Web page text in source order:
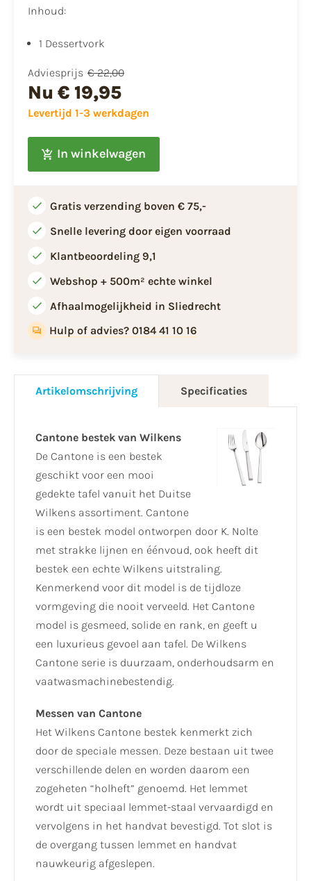
Inhoud:
1 Dessertvork
Adviesprijs € 22,00
Nu € 19,95
Levertijd 1-3 werkdagen
In winkelwagen
Gratis verzending boven € 75,-
Snelle levering door eigen voorraad
Klantbeoordeling 9,1
Webshop + 500m² echte winkel
Afhaalmogelijkheid in Sliedrecht
Hulp of advies? 0184 41 10 16
Artikelomschrijving Specificaties
Cantone bestek van Wilkens
De Cantone is een bestek
geschikt voor een mooi
gedekte tafel vanuit het Duitse
Wilkens assortiment. Cantone
is een bestek model ontworpen door K. Nolte
met strakke lijnen en éénvoud, ook heeft dit
bestek een echte Wilkens uitstraling.
Kenmerkend voor dit model is de tijdloze
vormgeving die nooit verveeld. Het Cantone
model is gesmeed, solide en rank, en geeft u
een luxurieus gevoel aan tafel. De Wilkens
Cantone serie is duurzaam, onderhoudsarm en
vaatwasmachinebestendig.
Messen van Cantone
Het Wilkens Cantone bestek kenmerkt zich
door de speciale messen. Deze bestaan uit twee
verschillende delen en worden daarom een
zogeheten “holheft” genoemd. Het lemmet
wordt uit speciaal lemmet-staal vervaardigd en
vervolgens in het handvat bevestigd. Tot slot is
de overgang tussen lemmet en handvat
nauwkeurig afgeslepen.